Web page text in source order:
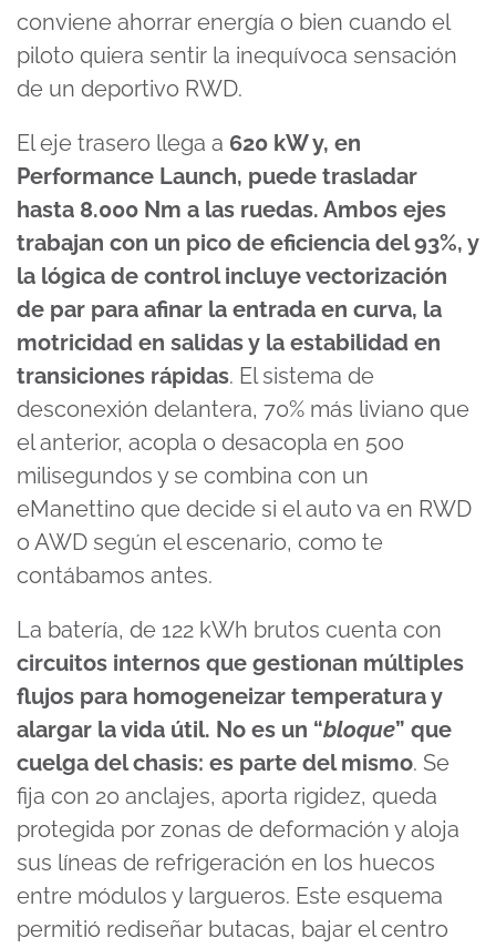
conviene ahorrar energía o bien cuando el
piloto quiera sentir la inequívoca sensación
de un deportivo RWD.
El eje trasero llega a 620 kW y, en
Performance Launch, puede trasladar
hasta 8.000 Nm a las ruedas. Ambos ejes
trabajan con un pico de eficiencia del 93%, y
la lógica de control incluye vectorización
de par para afinar la entrada en curva, la
motricidad en salidas y la estabilidad en
transiciones rápidas. El sistema de
desconexión delantera, 70% más liviano que
el anterior, acopla o desacopla en 500
milisegundos y se combina con un
eManettino que decide si el auto va en RWD
o AWD según el escenario, como te
contábamos antes.
La batería, de 122 kWh brutos cuenta con
circuitos internos que gestionan múltiples
flujos para homogeneizar temperatura y
alargar la vida útil. No es un “bloque” que
cuelga del chasis: es parte del mismo. Se
fija con 20 anclajes, aporta rigidez, queda
protegida por zonas de deformación y aloja
sus líneas de refrigeración en los huecos
entre módulos y largueros. Este esquema
permitió rediseñar butacas, bajar el centro